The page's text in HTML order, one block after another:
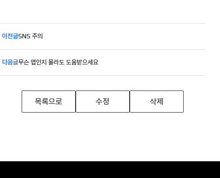
이전글SNS 주의
다음글무슨 앱인지 몰라도 도움받으세요
목록으로 수정 삭제